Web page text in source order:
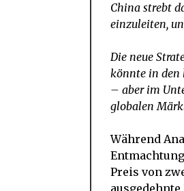
China strebt
einzuleiten,
Die neue
könnte in den
– aber im
globalen
Während
Preis von